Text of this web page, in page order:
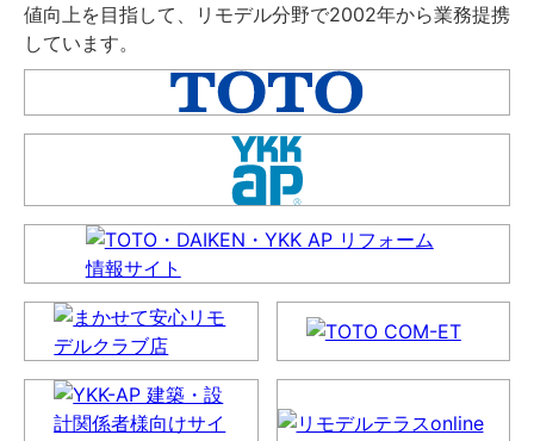
値向上を目指して、リモデル分野で2002年から業務提携
しています。